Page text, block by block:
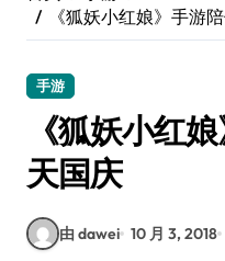
《狐妖小红娘》手游
手游
《狐妖小红
天国庆
由 dawei 10 月 3, 2018